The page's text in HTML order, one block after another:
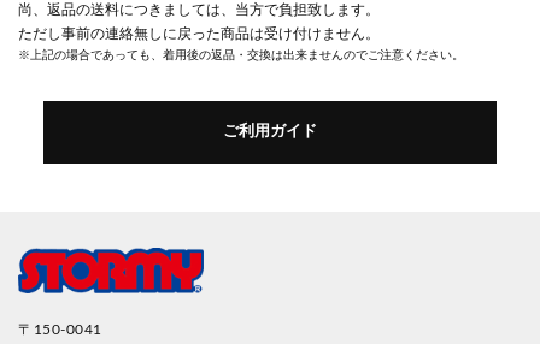
尚、返品の送料につきましては、当方で負担致します。
ただし事前の連絡無しに戻った商品は受け付けません。
※上記の場合であっても、着用後の返品・交換は出来ませんのでご注意ください。
ご利用ガイド
〒150-0041